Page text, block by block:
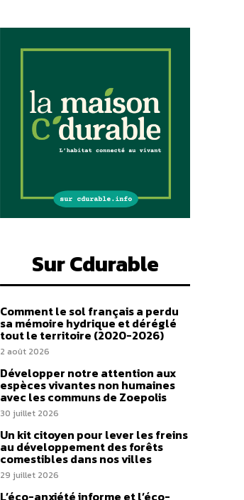
Sur Cdurable
Comment le sol français a perdu
sa mémoire hydrique et déréglé
tout le territoire (2020-2026)
2 août 2026
Développer notre attention aux
espèces vivantes non humaines
avec les communs de Zoepolis
30 juillet 2026
Un kit citoyen pour lever les freins
au développement des forêts
comestibles dans nos villes
29 juillet 2026